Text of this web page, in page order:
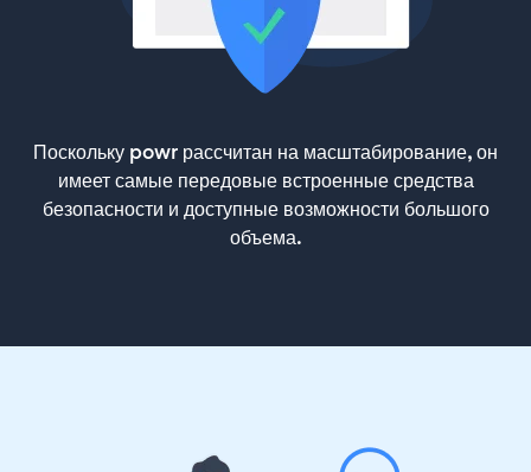
Поскольку powr рассчитан на масштабирование, он
имеет самые передовые встроенные средства
безопасности и доступные возможности большого
объема.